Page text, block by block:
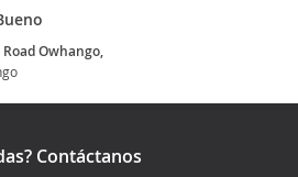
Owhango,
Contáctanos